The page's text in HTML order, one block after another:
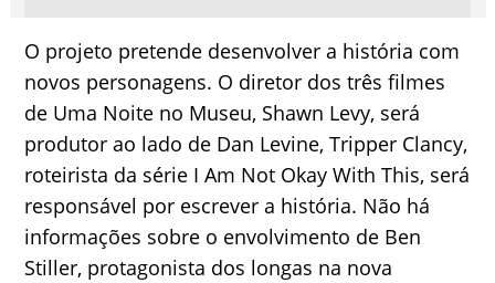
O projeto pretende desenvolver a história com
novos personagens. O diretor dos três filmes
de Uma Noite no Museu, Shawn Levy, será
produtor ao lado de Dan Levine, Tripper Clancy,
roteirista da série I Am Not Okay With This, será
responsável por escrever a história. Não há
informações sobre o envolvimento de Ben
Stiller, protagonista dos longas na nova